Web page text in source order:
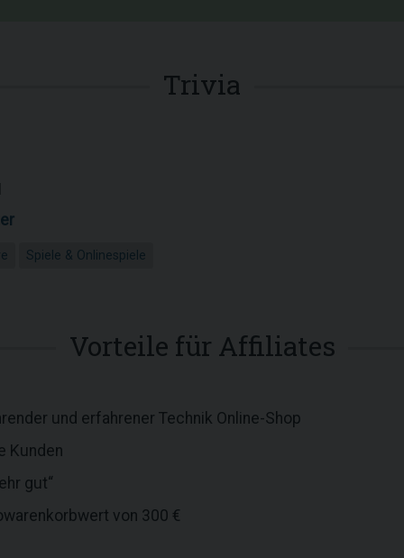
Trivia
Spiele & Onlinespiele
Vorteile für Affiliates
und erfahrener Technik Online-Shop
Kunden
gut“
von 300 €